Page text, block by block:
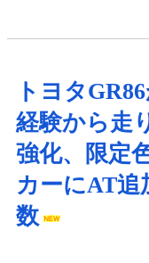
トヨタ
経験から走
強化、限定
カーにAT追
数